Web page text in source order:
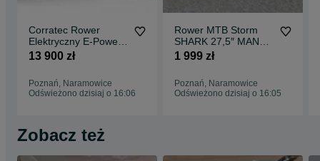
Corratec Rower
Elektryczny E-Power
Rs 160 Pro, rama 47
13 900 zł
Poznań, Naramowice
Odświeżono dzisiaj o 16:06
Rower MTB Storm
SHARK 27,5″ MAN
2.0 Raty 0%
1 999 zł
Poznań, Naramowice
Odświeżono dzisiaj o 16:05
Zobacz też